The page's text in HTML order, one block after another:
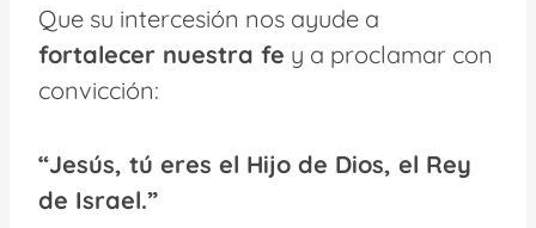
Que su intercesión nos ayude a
fortalecer nuestra fe y a proclamar con
convicción:
“Jesús, tú eres el Hijo de Dios, el Rey
de Israel.”